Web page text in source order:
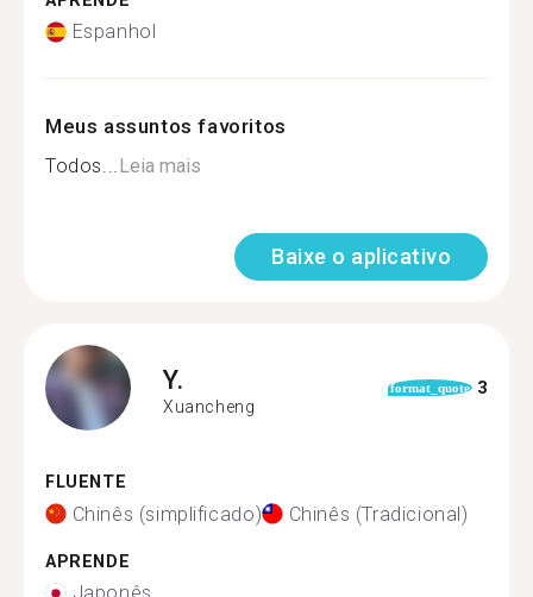
Espanhol
Meus assuntos favoritos
Todos...Leia mais
Baixe o aplicativo
Y.
Xuancheng
format_quote 3
FLUENTE
Chinês (simplificado) Chinês (Tradicional)
APRENDE